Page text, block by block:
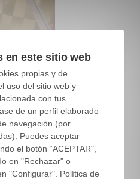
en este sitio web
propias y de
uso del sitio web y
con tus
de un perfil elaborado
navegación (por
Puedes aceptar
el botón “ACEPTAR",
en "Rechazar" o
"Configurar". Política de